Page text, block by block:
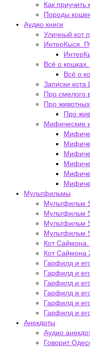
Как приучить
Породы
Аудио книги
Уличный кот
ИнтерКыся.
Всё о кошках.
Всё о
Записки
Про смелого
Про
Про
Мифические
Мультфильмы
Мультфильм
Мультфильм
Мультфильм
Мультфильм
Кот
Кот Саймона
Гарфилд и
Гарфилд и
Гарфилд и
Гарфилд и
Гарфилд и
Гарфилд и
Анекдоты
Аудио
Говорит